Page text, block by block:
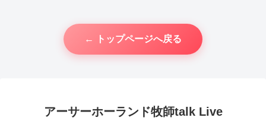
← トップページへ戻る
アーサーホーランド牧師talk Live